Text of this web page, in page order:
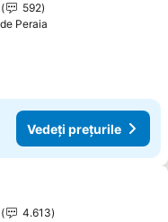
592
Peraia
Vedeți prețurile
la favorite
4.613